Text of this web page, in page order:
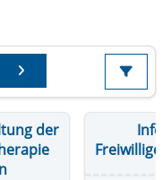
Zeitraum vom
der